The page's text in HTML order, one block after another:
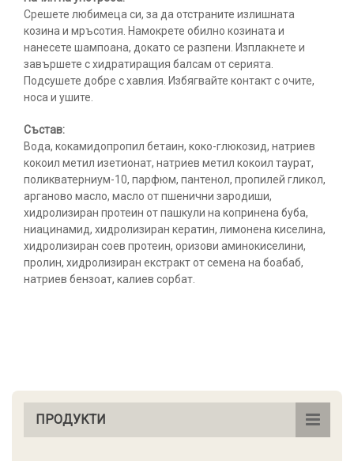
Срешете любимеца си, за да отстраните излишната
козина и мръсотия. Намокрете обилно козината и
нанесете шампоана, докато се разпени. Изплакнете и
завършете с хидратиращия балсам от серията.
Подсушете добре с хавлия. Избягвайте контакт с очите,
носа и ушите.
Състав:
Вода, кокамидопропил бетаин, коко-глюкозид, натриев
кокоил метил изетионат, натриев метил кокоил таурат,
поликватерниум-10, парфюм, пантенол, пропилей гликол,
арганово масло, масло от пшенични зародиши,
хидролизиран протеин от пашкули на копринена буба,
ниацинамид, хидролизиран кератин, лимонена киселина,
хидролизиран соев протеин, оризови аминокиселини,
пролин, хидролизиран екстракт от семена на боабаб,
натриев бензоат, калиев сорбат.
ПРОДУКТИ